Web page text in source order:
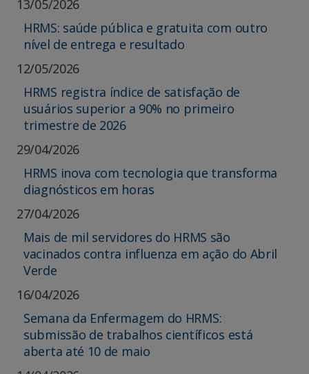
13/05/2026
HRMS: saúde pública e gratuita com outro
nível de entrega e resultado
12/05/2026
HRMS registra índice de satisfação de
usuários superior a 90% no primeiro
trimestre de 2026
29/04/2026
HRMS inova com tecnologia que transforma
diagnósticos em horas
27/04/2026
Mais de mil servidores do HRMS são
vacinados contra influenza em ação do Abril
Verde
16/04/2026
Semana da Enfermagem do HRMS:
submissão de trabalhos científicos está
aberta até 10 de maio